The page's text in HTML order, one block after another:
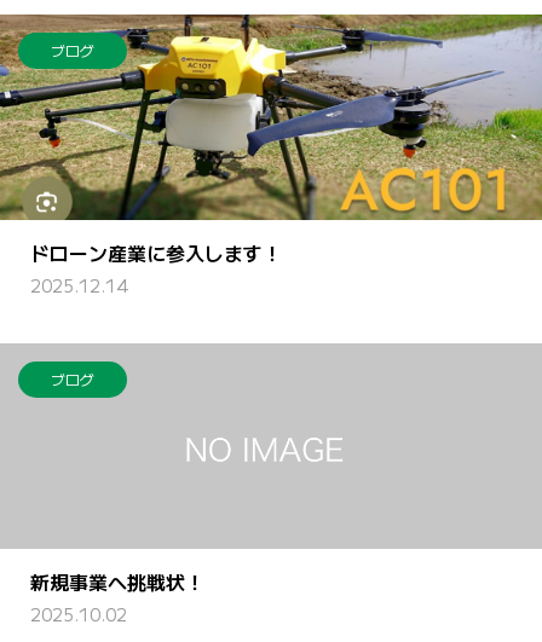
ブログ
ドローン産業に参入します！
2025.12.14
ブログ
新規事業へ挑戦状！
2025.10.02